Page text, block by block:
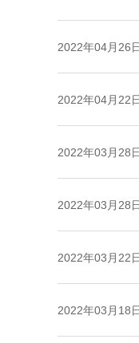
2022年04月26
2022年04月22
2022年03月28
2022年03月28
2022年03月22
2022年03月18